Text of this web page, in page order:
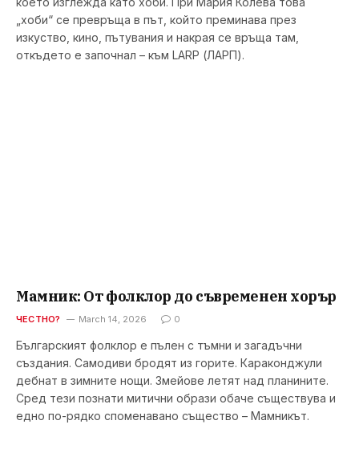
„хоби“ се превръща в път, който преминава през
изкуство, кино, пътувания и накрая се връща там,
откъдето е започнал – към LARP (ЛАРП).
Мамник: От фолклор до съвременен хорър
ЧЕСТНО? March 14, 2026 0
Българският фолклор е пълен с тъмни и загадъчни
създания. Самодиви бродят из горите. Караконджули
дебнат в зимните нощи. Змейове летят над планините.
Сред тези познати митични образи обаче съществува и
едно по-рядко споменавано същество – Мамникът.